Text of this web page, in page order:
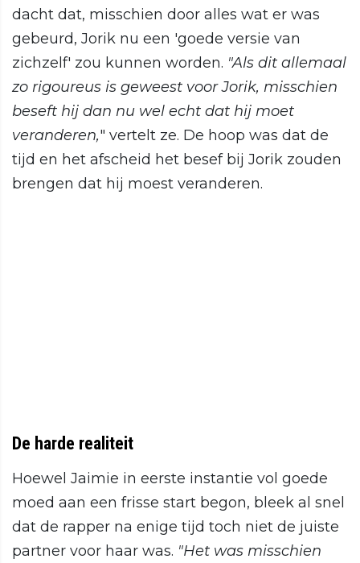
dacht dat, misschien door alles wat er was
gebeurd, Jorik nu een 'goede versie van
zichzelf' zou kunnen worden. "Als dit allemaal
zo rigoureus is geweest voor Jorik, misschien
beseft hij dan nu wel echt dat hij moet
veranderen," vertelt ze. De hoop was dat de
tijd en het afscheid het besef bij Jorik zouden
brengen dat hij moest veranderen.
De harde realiteit
Hoewel Jaimie in eerste instantie vol goede
moed aan een frisse start begon, bleek al snel
dat de rapper na enige tijd toch niet de juiste
partner voor haar was. "Het was misschien